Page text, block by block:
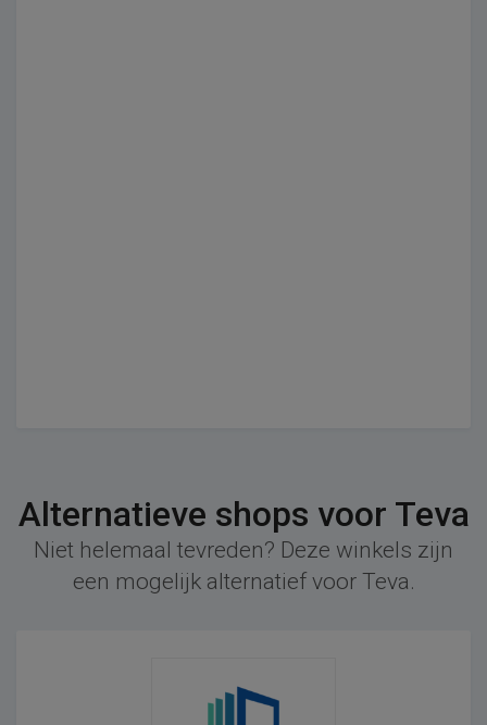
Alternatieve shops voor Teva
Niet helemaal tevreden? Deze winkels zijn
een mogelijk alternatief voor Teva.